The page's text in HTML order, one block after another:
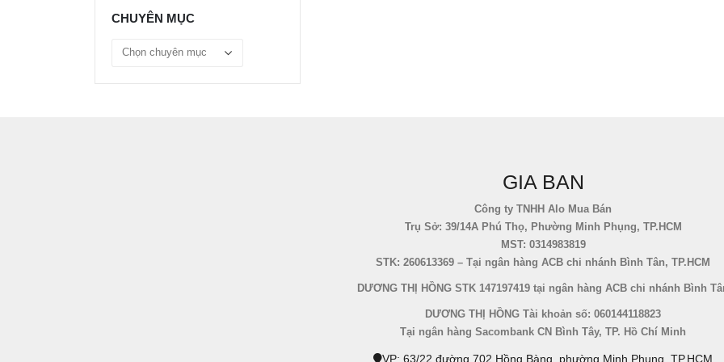
CHUYÊN MỤC
Chuyên
GIA BAN
Công ty TNHH Alo Mua Bán
Trụ Sở: 39/14A Phú Thọ, Phường Minh Phụng, TP.HCM
MST: 0314983819
STK: 260613369 – Tại ngân hàng ACB chi nhánh Bình Tân, TP.HCM
DƯƠNG THỊ HỒNG STK 147197419 tại ngân hàng ACB chi nhánh Bình
DƯƠNG THỊ HỒNG Tài khoản số: 060144118823
Tại ngân hàng Sacombank CN Bình Tây, TP. Hồ Chí Minh
VP: 63/22 đường 702 Hồng Bàng, phường Minh Phụng, TP.HCM